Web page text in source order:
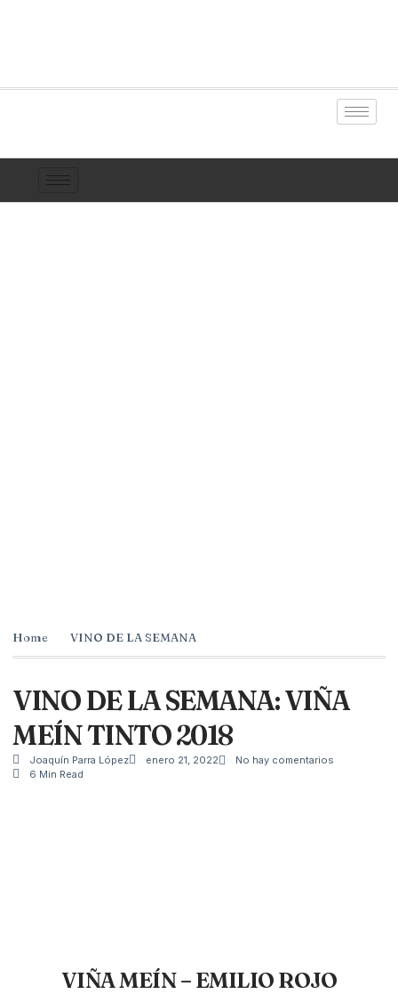
Home VINO DE LA SEMANA
VINO DE LA SEMANA: VIÑA
MEÍN TINTO 2018
Joaquín Parra López enero 21, 2022
No hay comentarios
6 Min Read
VIÑA MEÍN – EMILIO ROJO